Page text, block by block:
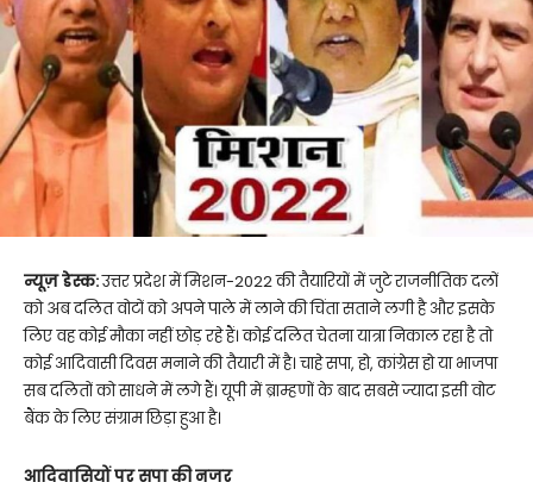
न्यूज़ डेस्क:उत्तर प्रदेश में मिशन-2022 की तैयारियों में जुटे राजनीतिक दलों
को अब दलित वोटों को अपने पाले में लाने की चिंता सताने लगी है और इसके
लिए वह कोई मौका नहीं छोड़ रहे हैं। कोई दलित चेतना यात्रा निकाल रहा है तो
कोई आदिवासी दिवस मनाने की तैयारी में है। चाहे सपा, हो, कांग्रेस हो या भाजपा
सब दलितों को साधने में लगे हैं। यूपी में ब्राम्हणों के बाद सबसे ज्यादा इसी वोट
बैंक के लिए संग्राम छिड़ा हुआ है।
आदिवासियों पर सपा की नजर